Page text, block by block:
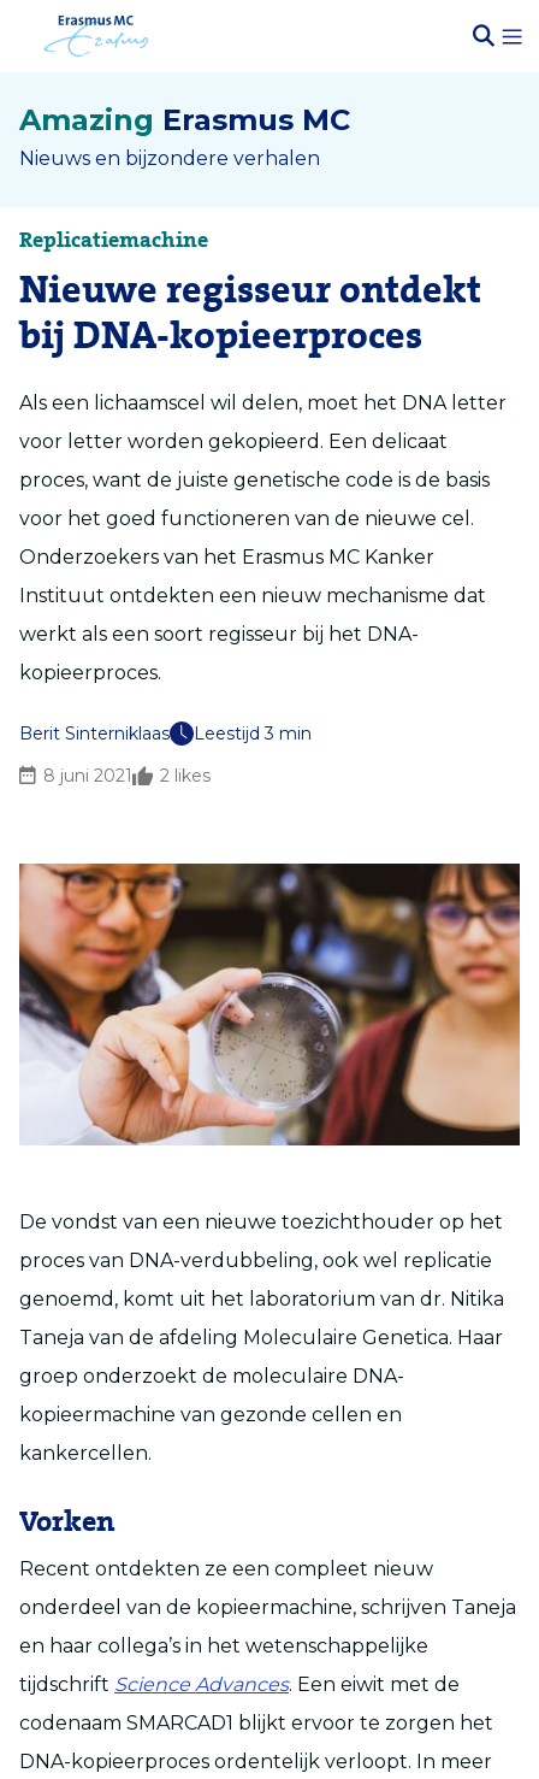
Amazing Erasmus MC
Nieuws en bijzondere verhalen
Replicatiemachine
Nieuwe regisseur ontdekt
bij DNA-kopieerproces
Als een lichaamscel wil delen, moet het DNA letter
voor letter worden gekopieerd. Een delicaat
proces, want de juiste genetische code is de basis
voor het goed functioneren van de nieuwe cel.
Onderzoekers van het Erasmus MC Kanker
Instituut ontdekten een nieuw mechanisme dat
werkt als een soort regisseur bij het DNA-
kopieerproces.
Berit Sinterniklaas
Leestijd 3 min
8 juni 2021
2 likes
De vondst van een nieuwe toezichthouder op het
proces van DNA-verdubbeling, ook wel replicatie
genoemd, komt uit het laboratorium van dr. Nitika
Taneja van de afdeling Moleculaire Genetica. Haar
groep onderzoekt de moleculaire DNA-
kopieermachine van gezonde cellen en
kankercellen.
Vorken
Recent ontdekten ze een compleet nieuw
onderdeel van de kopieermachine, schrijven Taneja
en haar collega’s in het wetenschappelijke
tijdschrift Science Advances. Een eiwit met de
codenaam SMARCAD1 blijkt ervoor te zorgen het
DNA-kopieerproces ordentelijk verloopt. In meer